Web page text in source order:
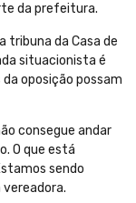
da prefeitura.
tribuna da Casa de
situacionista é
oposição possam
consegue andar
O que está
sendo
vereadora.